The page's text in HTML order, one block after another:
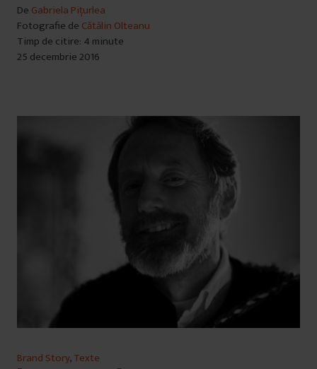
De Gabriela Pițurlea
Fotografie de Cătălin Olteanu
Timp de citire: 4 minute
25 decembrie 2016
Brand Story,Texte